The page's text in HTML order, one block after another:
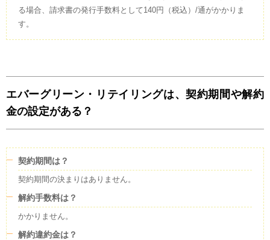
る場合、請求書の発行手数料として140円（税込）/通がかかりま
す。
エバーグリーン・リテイリングは、契約期間や解約
金の設定がある？
契約期間は？
契約期間の決まりはありません。
解約手数料は？
かかりません。
解約違約金は？